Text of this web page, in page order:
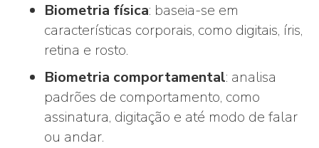
Biometria física: baseia-se em
características corporais, como digitais, íris,
retina e rosto.
Biometria comportamental: analisa
padrões de comportamento, como
assinatura, digitação e até modo de falar
ou andar.